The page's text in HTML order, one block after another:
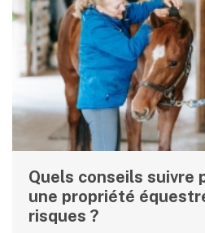
Quels conseils suivre
une propriété
risques ?